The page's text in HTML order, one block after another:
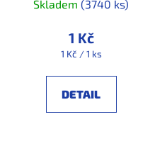
Skladem (3740 ks)
1 Kč
Měrná
1 Kč / 1 ks
DETAIL